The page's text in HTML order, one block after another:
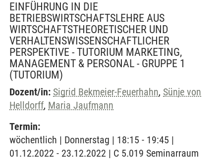
EINFÜHRUNG IN DIE
BETRIEBSWIRTSCHAFTSLEHRE AUS
WIRTSCHAFTSTHEORETISCHER UND
VERHALTENSWISSENSCHAFTLICHER
PERSPEKTIVE - TUTORIUM MARKETING,
MANAGEMENT & PERSONAL - GRUPPE 1
(TUTORIUM)
Dozent/in: Sigrid Bekmeier-Feuerhahn, Sünje von
Helldorff, Maria Jaufmann
Termin:
wöchentlich | Donnerstag | 18:15 - 19:45 |
01.12.2022 - 23.12.2022 | C 5.019 Seminarraum